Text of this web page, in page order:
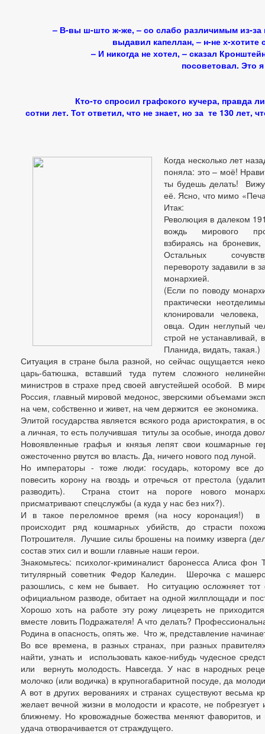
– В-вы ш-што ж-же, – со слабо различимым из-за
выдавил капеллан, – н-не х-хотите
– И никогда не хотел, – сказал Кронштейн
посоветовал. Это
Кто-то спросил графского кучера, правда ли,
сотни лет. Тот ответил, что не знает, но за те 130 лет,
Когда несколько лет
поняла: это – моё!
ты будешь делать!
её. Ясно, что мимо
Итак:
Революция в далеком
вождь мирового
взбираясь на
Остальных
перевороту задавили в
монархией.
(Если по поводу
практически
клонировали
овца. Один неглупый
строй не устанавливай,
Планида, видать, такая.)
Ситуация в стране была разной, но сейчас ощущается
царь-батюшка, вставший туда путем сложного
министров в страхе пред своей августейшей особой. В
Россия, главный мировой медонос, зверскими объемами
на чем, собственно и живет, на чем держится ее экономика.
Элитой государства является всякого рода аристократия, в
а личная, то есть получившая титулы за особые, иногда
Новоявленные графья и князья лепят свои кошмарные
ожесточенно рвутся во власть. Да, ничего нового под луной.
Но императоры - тоже люди: государь, которому все
повесить корону на гвоздь и отречься от престола
разводить). Страна стоит на пороге нового
присматривают спецслужбы (а куда у нас без них?).
И в такое переломное время (на носу коронация!) в
происходит ряд кошмарных убийств, до страсти
Потрошителя. Лучшие силы брошены на поимку изверга
состав этих сил и вошли главные наши герои.
Знакомьтесь: психолог-криминалист баронесса Алиса фон
титулярный советник Федор Каледин. Шерочка с
разошлись, с кем не бывает. Но ситуацию осложняет тот
официальном разводе, обитает на одной жилплощади и
Хорошо хоть на работе эту рожу лицезреть не
вместе ловить Подражателя! А что делать?
Родина в опасность, опять же. Что ж, представление
Во все времена, в разных странах, при разных
найти, узнать и использовать какое-нибудь чудесное
или вернуть молодость. Навсегда. У нас в народных
молочко (или водичка) в крупногабаритной посуде, да
А вот в других верованиях и странах существуют весьма
желает вечной жизни в молодости и красоте, не побрезгует
ближнему. Но кровожадные божества меняют фаворитов,
удача отворачивается от страждущего.